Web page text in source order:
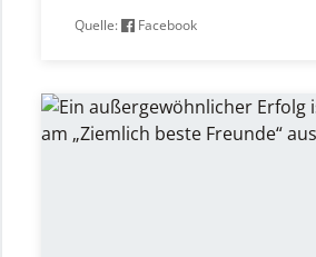
Quelle: Facebook